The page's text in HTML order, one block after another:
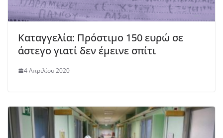
Καταγγελία: Πρόστιμο 150 ευρώ σε
άστεγο γιατί δεν έμεινε σπίτι
4 Απριλίου 2020